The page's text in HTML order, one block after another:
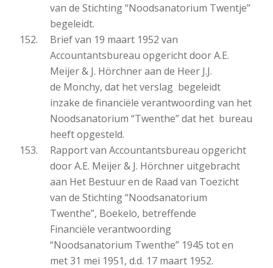
van de Stichting “Noodsanatorium Twentje”
begeleidt.
Brief van 19 maart 1952 van
Accountantsbureau opgericht door A.E.
Meijer & J. Hörchner aan de Heer J.J.
de Monchy, dat het verslag begeleidt
inzake de financiële verantwoording van het
Noodsanatorium “Twenthe” dat het bureau
heeft opgesteld.
Rapport van Accountantsbureau opgericht
door A.E. Meijer & J. Hörchner uitgebracht
aan Het Bestuur en de Raad van Toezicht
van de Stichting “Noodsanatorium
Twenthe”, Boekelo, betreffende
Financiële verantwoording
“Noodsanatorium Twenthe” 1945 tot en
met 31 mei 1951, d.d. 17 maart 1952.